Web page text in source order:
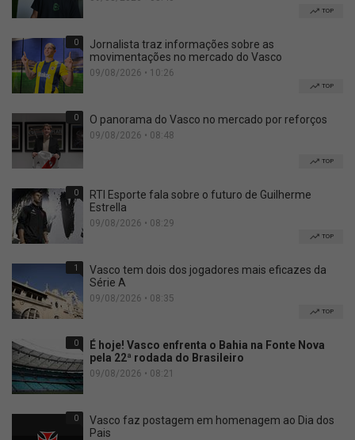
TOP
0
Jornalista traz informações sobre as
movimentações no mercado do Vasco
09/08/2026 • 10:26
TOP
0 O panorama do Vasco no mercado por reforços
09/08/2026 • 08:48
TOP
0
RTI Esporte fala sobre o futuro de Guilherme
Estrella
09/08/2026 • 08:29
TOP
1
Vasco tem dois dos jogadores mais eficazes da
Série A
09/08/2026 • 08:35
TOP
0
É hoje! Vasco enfrenta o Bahia na Fonte Nova
pela 22ª rodada do Brasileiro
09/08/2026 • 08:21
0
Vasco faz postagem em homenagem ao Dia dos
Pais